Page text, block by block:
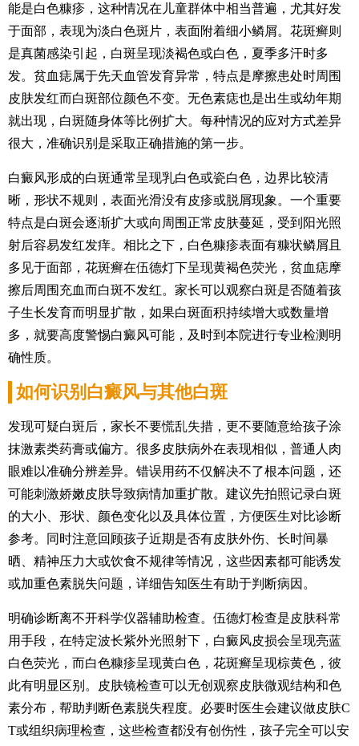
能是白色糠疹，这种情况在儿童群体中相当普遍，尤其好发
于面部，表现为淡白色斑片，表面附着细小鳞屑。花斑癣则
是真菌感染引起，白斑呈现淡褐色或白色，夏季多汗时多
发。贫血痣属于先天血管发育异常，特点是摩擦患处时周围
皮肤发红而白斑部位颜色不变。无色素痣也是出生或幼年期
就出现，白斑随身体等比例扩大。每种情况的应对方式差异
很大，准确识别是采取正确措施的第一步。
白癜风形成的白斑通常呈现乳白色或瓷白色，边界比较清
晰，形状不规则，表面光滑没有皮疹或脱屑现象。一个重要
特点是白斑会逐渐扩大或向周围正常皮肤蔓延，受到阳光照
射后容易发红发痒。相比之下，白色糠疹表面有糠状鳞屑且
多见于面部，花斑癣在伍德灯下呈现黄褐色荧光，贫血痣摩
擦后周围充血而白斑不发红。家长可以观察白斑是否随着孩
子生长发育而明显扩散，如果白斑面积持续增大或数量增
多，就要高度警惕白癜风可能，及时到本院进行专业检测明
确性质。
如何识别白癜风与其他白斑
发现可疑白斑后，家长不要慌乱失措，更不要随意给孩子涂
抹激素类药膏或偏方。很多皮肤病外在表现相似，普通人肉
眼难以准确分辨差异。错误用药不仅解决不了根本问题，还
可能刺激娇嫩皮肤导致病情加重扩散。建议先拍照记录白斑
的大小、形状、颜色变化以及具体位置，方便医生对比诊断
参考。同时注意回顾孩子近期是否有皮肤外伤、长时间暴
晒、精神压力大或饮食不规律等情况，这些因素都可能诱发
或加重色素脱失问题，详细告知医生有助于判断病因。
明确诊断离不开科学仪器辅助检查。伍德灯检查是皮肤科常
用手段，在特定波长紫外光照射下，白癜风皮损会呈现亮蓝
白色荧光，而白色糠疹呈现黄白色，花斑癣呈现棕黄色，彼
此有明显区别。皮肤镜检查可以无创观察皮肤微观结构和色
素分布，帮助判断色素脱失程度。必要时医生会建议做皮肤C
T或组织病理检查，这些检查都没有创伤性，孩子完全可以安